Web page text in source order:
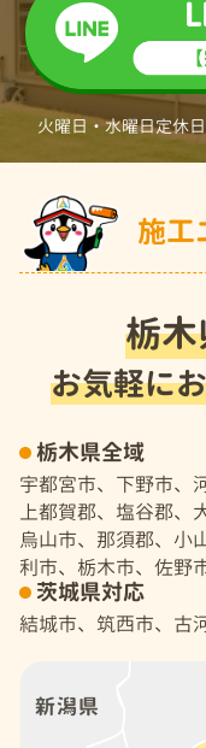
火曜日・水曜日定休
施工
栃
お気軽に
栃木県全域
宇都宮市、下野市、
上都賀郡、塩谷郡、
烏山市、那須郡、小
利市、栃木市、佐野
茨城県対応
結城市、筑西市、古